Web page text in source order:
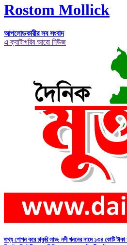
Rostom Mollick
আপলোডকারীর সব সংবাদ
এ ক্যাটাগরির আরো নিউজ
তথ্য গোপন করে চাকুরি লাভ: নদী খননের নামে ১৩৪ কোটি